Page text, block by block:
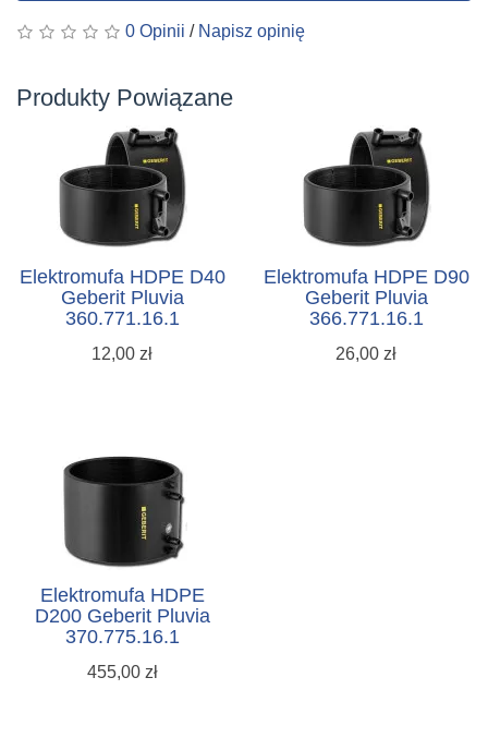
0 Opinii / Napisz opinię
Produkty Powiązane
Elektromufa HDPE D40
Geberit Pluvia
360.771.16.1
12,00 zł
Elektromufa HDPE D90
Geberit Pluvia
366.771.16.1
26,00 zł
Elektromufa HDPE
D200 Geberit Pluvia
370.775.16.1
455,00 zł